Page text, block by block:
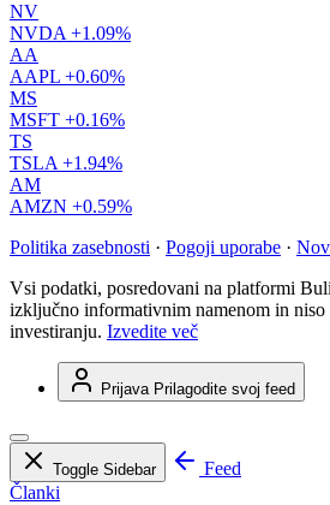
NV
NVDA +1.09%
AA
AAPL +0.60%
MS
MSFT +0.16%
TS
TSLA +1.94%
AM
AMZN +0.59%
Politika zasebnosti · Pogoji uporabe ·
Vsi podatki, posredovani na platformi
izključno informativnim namenom in niso
investiranju. Izvedite več
Prijava Prilagodite svoj feed
Toggle Sidebar
Feed
Članki